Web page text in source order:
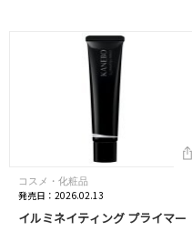
コスメ・化粧品
発売日：2026.02.13
イルミネイティング プライマー